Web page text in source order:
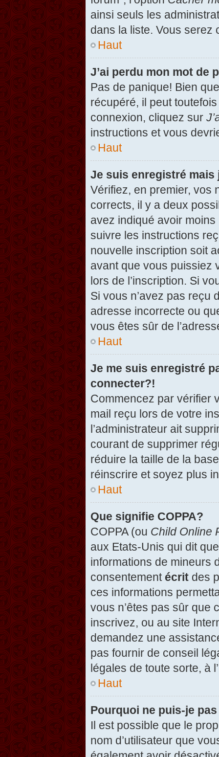
ainsi seuls les
dans la liste. Vous serez
Haut
J’ai perdu mon mot de
Pas de panique! Bien
récupéré, il peut
connexion, cliquez sur
instructions et vous
Haut
Je suis enregistré mais
Vérifiez, en premier, vos
corrects, il y a deux
avez indiqué avoir
suivre les instructions
nouvelle inscription soit
avant que vous puissiez
lors de l’inscription. Si
Si vous n’avez pas reçu
adresse incorrecte ou
vous êtes sûr de
Haut
Je me suis enregistré
connecter?!
Commencez par vérifier
mail reçu lors de votre
l’administrateur ait
courant de supprimer
réduire la taille de la
réinscrire et soyez plus
Haut
Que signifie COPPA?
COPPA (ou Child Online
aux Etats-Unis qui dit
informations de mineurs
consentement écrit des
ces informations
vous n’êtes pas sûr que
inscrivez, ou au site
demandez une
pas fournir de conseil
légales de toute sorte, à
Haut
Pourquoi ne puis-je
Il est possible que le
nom d’utilisateur que